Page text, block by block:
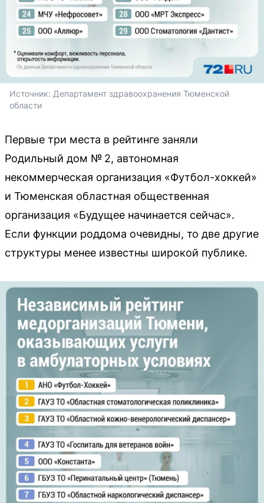
Источник: Департамент здравоохранения Тюменской
области
Первые три места в рейтинге заняли
Родильный дом № 2, автономная
некоммерческая организация «Футбол-хоккей»
и Тюменская областная общественная
организация «Будущее начинается сейчас».
Если функции роддома очевидны, то две другие
структуры менее известны широкой публике.